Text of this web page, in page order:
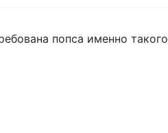
попса именно такого